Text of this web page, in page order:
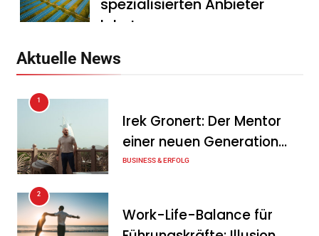
spezialisierten Anbieter
lohnt
Mitarbeitergespräch pro
Jahr nichts verändert – und
was stattdessen
Verbindlichkeit schafft
Tanja Schiller 7. August 2026
Aktuelle News
1
Irek Gronert: Der Mentor
einer neuen Generation
von Unternehmern
BUSINESS & ERFOLG
2
Work-Life-Balance für